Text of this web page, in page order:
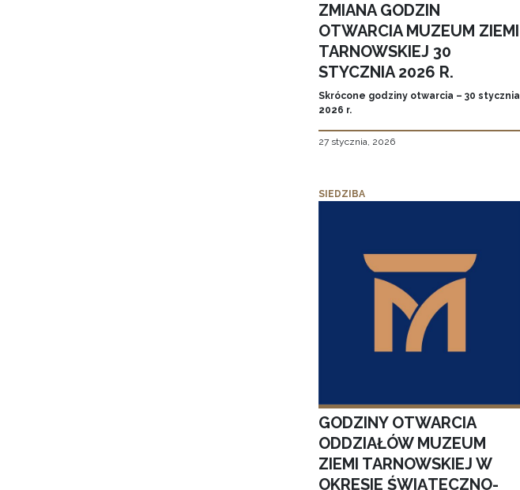
ZMIANA GODZIN
OTWARCIA MUZEUM ZIEMI
TARNOWSKIEJ 30
STYCZNIA 2026 R.
Skrócone godziny otwarcia – 30 stycznia
2026 r.
27 stycznia, 2026
SIEDZIBA
GODZINY OTWARCIA
ODDZIAŁÓW MUZEUM
ZIEMI TARNOWSKIEJ W
OKRESIE ŚWIĄTECZNO-